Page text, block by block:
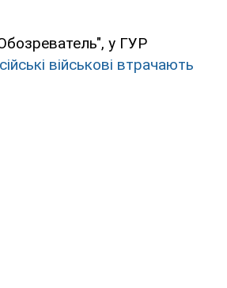
у ГУР
військові втрачають